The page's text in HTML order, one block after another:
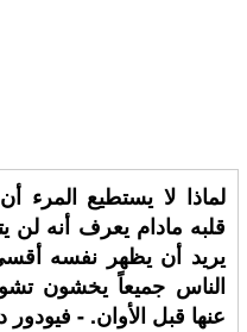
لماذا لا يستطيع
قلبه مادام يعرف أنه
يريد أن يظهر نفسه
الناس جميعاً يخشون
عنها قبل الأوان. -